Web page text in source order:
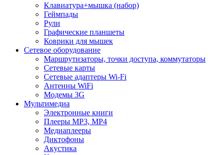
Клавиатура+мышка (набор)
Геймпады
Рули
Графические планшеты
Коврики для мышек
Сетевое оборудование
Маршрутизаторы, точки доступа, коммутаторы
Сетевые карты
Сетевые адаптеры Wi-Fi
Антенны WiFi
Модемы 3G
Мультимедиа
Электронные книги
Плееры MP3, MP4
Медиаплееры
Диктофоны
Акустика